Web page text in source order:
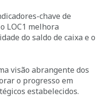
chave de
LOC1 melhora
do saldo de caixa e o
visão abrangente dos
o progresso em
estabelecidos.